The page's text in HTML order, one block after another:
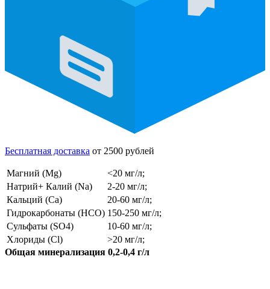
Бесплатная доставка от 2500 рублей
Магний (Mg)
<20 мг/л;
Натрий+ Калий (Na)
2-20 мг/л;
Кальций (Ca)
20-60 мг/л;
Гидрокарбонаты (HCO) 150-250 мг/л;
Сульфаты (SO4)
10-60 мг/л;
Хлориды (Cl)
>20 мг/л;
Общая минерализация 0,2-0,4 г/л